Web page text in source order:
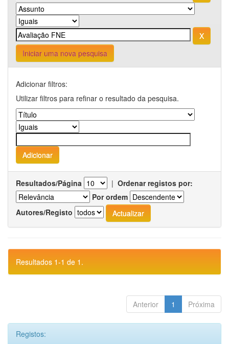
Iniciar uma nova pesquisa
Adicionar filtros:
Utilizar filtros para refinar o resultado da pesquisa.
Resultados/Página | Ordenar registos por:
Por ordem
Autores/Registo
Resultados 1-1 de 1.
Anterior 1 Próxima
Registos: